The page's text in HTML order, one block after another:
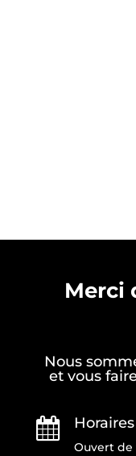
Merci
Nous
et vous
 Horaires
Ouvert de